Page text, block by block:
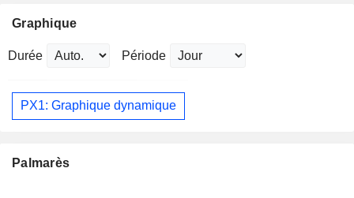
Graphique
Durée Période
PX1: Graphique dynamique
Palmarès